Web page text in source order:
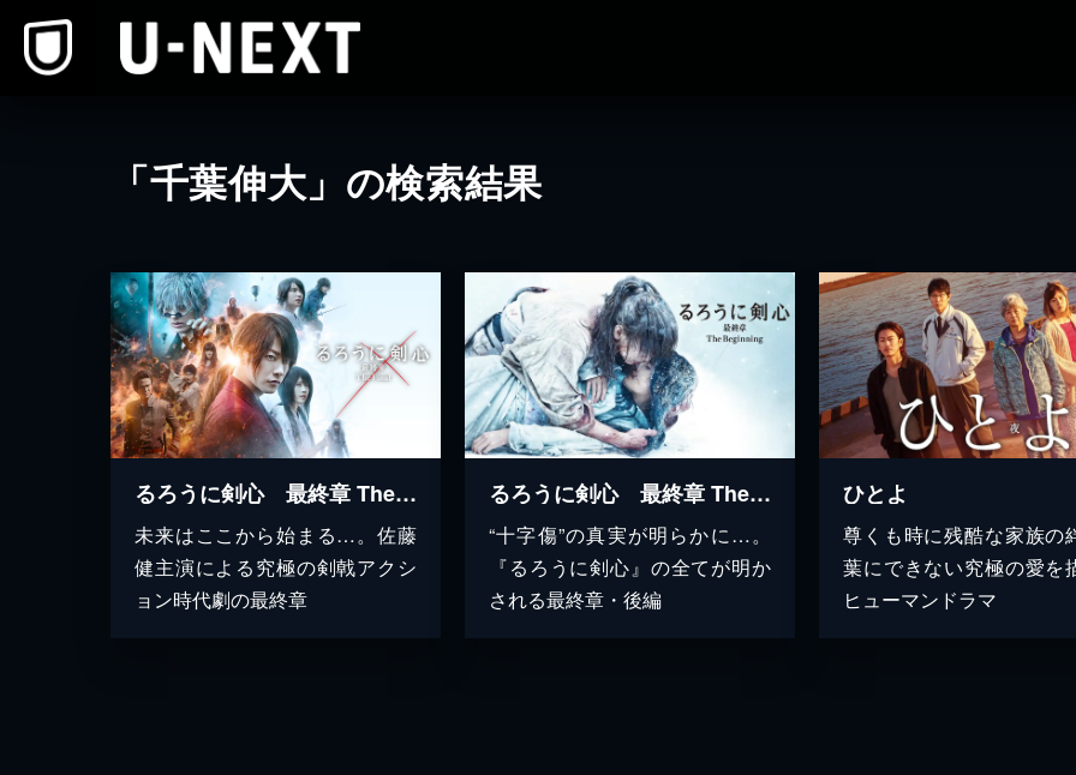
「千葉伸大」の検索結果
るろうに剣心 最終章 The Final
未来はここから始まる…。佐藤
健主演による究極の剣戟アクシ
ョン時代劇の最終章
るろうに剣心 最終章 The Beginning
“十字傷”の真実が明らかに…。
『るろうに剣心』の全てが明か
される最終章・後編
ひとよ
尊くも時に残酷な家族の
葉にできない究極の愛を
ヒューマンドラマ